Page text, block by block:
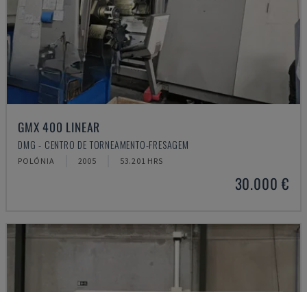
GMX 400 LINEAR
DMG - CENTRO DE TORNEAMENTO-FRESAGEM
POLÓNIA 2005 53.201 HRS
30.000 €